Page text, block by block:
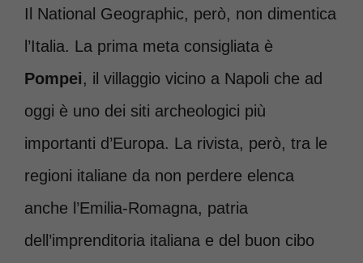
Il National Geographic, però, non dimentica
l’Italia. La prima meta consigliata è
Pompei, il villaggio vicino a Napoli che ad
oggi è uno dei siti archeologici più
importanti d’Europa. La rivista, però, tra le
regioni italiane da non perdere elenca
anche l’Emilia-Romagna, patria
dell’imprenditoria italiana e del buon cibo